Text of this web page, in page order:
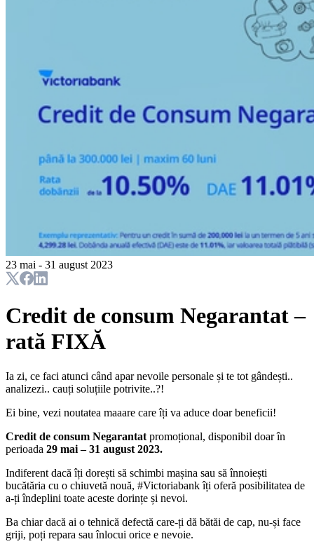
23 mai - 31 august 2023
Credit de consum Negarantat –
rată FIXĂ
Ia zi, ce faci atunci când apar nevoile personale și te tot gândești..
analizezi.. cauți soluțiile potrivite..?!
Ei bine, vezi noutatea maaare care îți va aduce doar beneficii!
Credit de consum Negarantat promoțional, disponibil doar în
perioada 29 mai – 31 august 2023.
Indiferent dacă îți dorești să schimbi mașina sau să înnoiești
bucătăria cu o chiuvetă nouă, #Victoriabank îți oferă posibilitatea de
a-ți îndeplini toate aceste dorințe și nevoi.
Ba chiar dacă ai o tehnică defectă care-ți dă bătăi de cap, nu-și face
griji, poți repara sau înlocui orice e nevoie.